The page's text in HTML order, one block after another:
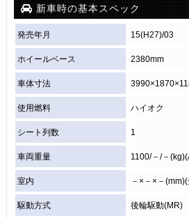
新車時の基本スペック
発売年月 15(H27)/03
ホイールベース 2380mm
車体寸法
使用燃料 ハイオク
シート列数 1
車両重量 1100/－/－
室内 －×－×－
駆動方式 後輪駆動(MR)